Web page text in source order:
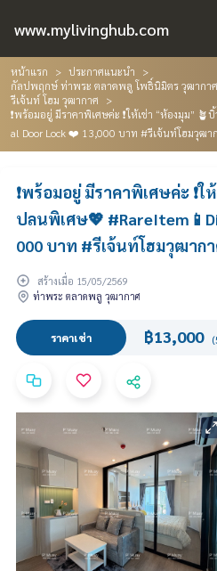
www.mylivinghub.com
หน้าแรก
ประกาศแนะนำ
กัลปพฤกษ์ ท่าพระ ตลาดพลู โพธิ์นิมิตร วุฒากาศ
รีเจ้นท์ โฮม วุฒากาศ
❗️พร้อมอยู่ มีราคาพิเศษค่ะ ❗️ให้เช่า “ห้องมุม”
al Door Lock ❤️ 13,000 บาท #รีเจ้นท์โฮมวุฒา
❗️พร้อมอยู่ มีราคาพิเศษค่ะ ❗️
ปลนพิเศษ💖
000 บาท #รีเจ้นท์โฮมวุฒาก
สร้างเมื่อ 15/05/2569
ท่าพระ ตลาดพลู วุฒากาศ
ราคาเช่า ฿13,000